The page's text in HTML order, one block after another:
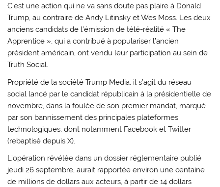
C’est une action qui ne va sans doute pas plaire à Donald
Trump, au contraire de Andy Litinsky et Wes Moss. Les deux
anciens candidats de l’émission de télé-réalité « The
Apprentice », qui a contribué à populariser l’ancien
président américain, ont vendu leur participation au sein de
Truth Social.
Propriété de la société Trump Media, il s’agit du réseau
social lancé par le candidat républicain à la présidentielle de
novembre, dans la foulée de son premier mandat, marqué
par son bannissement des principales plateformes
technologiques, dont notamment Facebook et Twitter
(rebaptisé depuis X).
L’opération révélée dans un dossier réglementaire publié
jeudi 26 septembre, aurait rapportée environ une centaine
de millions de dollars aux acteurs, à partir de 14 dollars